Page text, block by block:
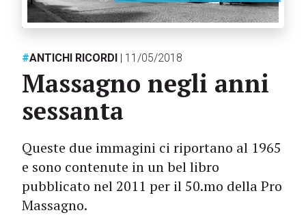
#ANTICHI RICORDI | 11/05/2018
Massagno negli anni
sessanta
Queste due immagini ci riportano al 1965
e sono contenute in un bel libro
pubblicato nel 2011 per il 50.mo della Pro
Massagno.